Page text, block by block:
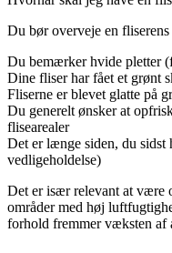
Du bør overveje en fliserens
Du bemærker hvide pletter
Dine fliser har fået et grønt
Fliserne er blevet glatte på
Du generelt ønsker at
flisearealer
Det er længe siden, du sidst
vedligeholdelse)
Det er især relevant at være
områder med høj
forhold fremmer væksten af